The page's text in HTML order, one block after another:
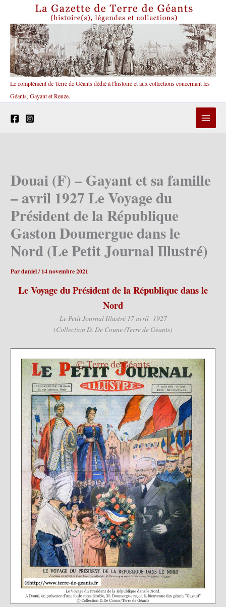
contenu
Le complément de Terre de Géants dédié à l'histoire et aux collections concernant les
Géants, Gayant et Reuze.
Douai (F) – Gayant et sa famille
– avril 1927 Le Voyage du
Président de la République
Gaston Doumergue dans le
Nord (Le Petit Journal Illustré)
Pardaniel/14 novembre 2021
Le Voyage du Président de la République dans le
Nord
Le Petit Journal Illustré 17 avril 1927
(Collection D. De Coune /Terre de Géants)